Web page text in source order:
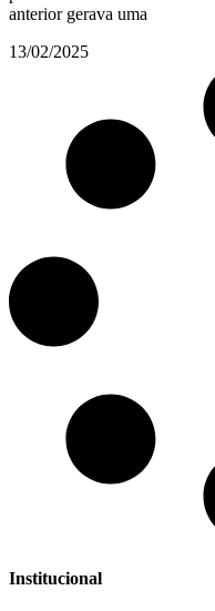
anterior gerava uma
13/02/2025
Institucional